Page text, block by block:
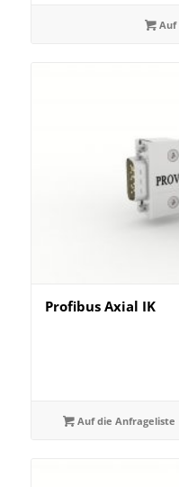
Auf
Profibus Axial IK
Auf die Anfrageliste